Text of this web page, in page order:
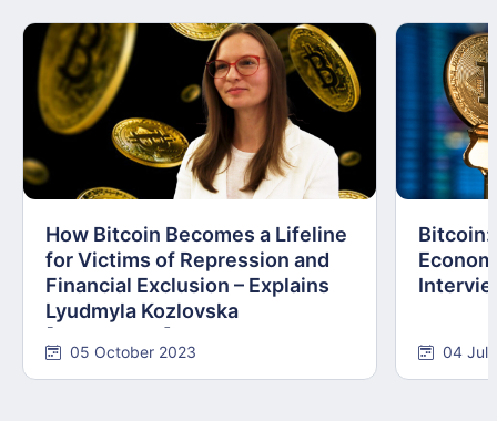
How Bitcoin Becomes a Lifeline
for Victims of Repression and
Financial Exclusion – Explains
Lyudmyla Kozlovska
05 October 2023
Bitcoin:
04